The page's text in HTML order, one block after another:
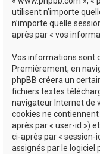
utilisent n’importe
n’importe quelle
après par « vos
Vos informations sont
Premièrement, en
phpBB créera un
fichiers textes
navigateur Internet de
cookies ne
après par « user-id »)
ci-après par «
assignés par le logiciel